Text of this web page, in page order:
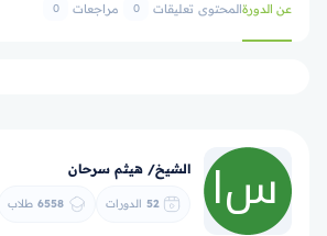
عن الدورةالمحتوى تعليقات 0 مراجعات 0
الشيخ/ هيثم سرحان
52 الدورات 6558 طلاب